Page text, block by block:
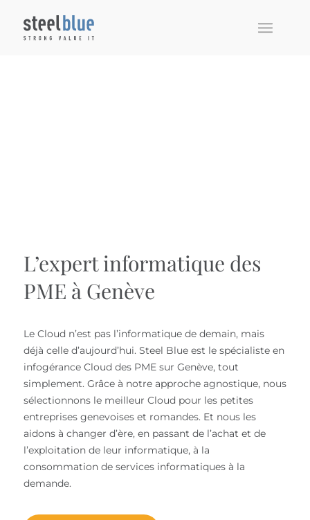
L’expert informatique des
PME à Genève
Le Cloud n’est pas l’informatique de demain, mais
déjà celle d’aujourd’hui. Steel Blue est le spécialiste en
infogérance Cloud des PME sur Genève, tout
simplement. Grâce à notre approche agnostique, nous
sélectionnons le meilleur Cloud pour les petites
entreprises genevoises et romandes. Et nous les
aidons à changer d’ère, en passant de l’achat et de
l’exploitation de leur informatique, à la
consommation de services informatiques à la
demande.